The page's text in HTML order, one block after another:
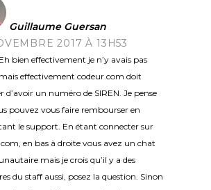
Guillaume Guersan
2017 À 13H53
bien effectivement je n’y avais pas
effectivement codeur.com doit
d’avoir un numéro de SIREN. Je pense
pouvez vous faire rembourser en
le support. En étant connecter sur
en bas à droite vous avez un chat
mais je crois qu’il y a des
du staff aussi, posez la question. Sinon